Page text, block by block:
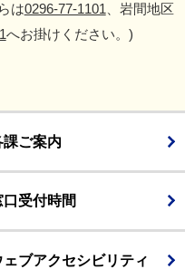
は0296-77-1101 、岩間地区
へお掛けください。)
課ご案内
口受付時間
ェブアクセシビリティ